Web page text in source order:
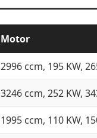
Motor
2996 ccm, 195 KW,
3246 ccm, 252 KW,
1995 ccm, 110 KW,